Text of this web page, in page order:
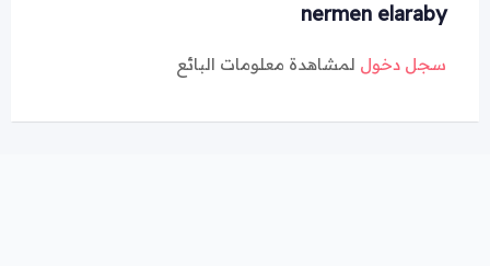
nermen elaraby
سجل دخول لمشاهدة معلومات البائع